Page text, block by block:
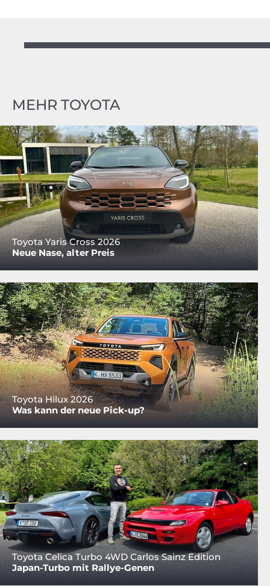
MEHR TOYOTA
Toyota Yaris Cross 2026
Neue Nase, alter Preis
Toyota Hilux 2026
Was kann der neue Pick-up?
Toyota Celica Turbo 4WD Carlos Sainz Edition
Japan-Turbo mit Rallye-Genen